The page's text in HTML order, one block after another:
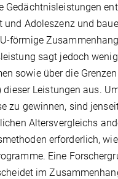
Gedächtnisleistungen
und Adoleszenz und
förmige
sagt jedoch
sowie über die
Leistungen aus.
zu gewinnen, sind
Altersvergleichs
erforderlich,
Eine
im